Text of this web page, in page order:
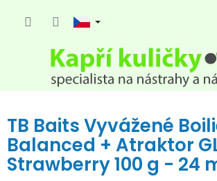
TB Baits Vyvážené
Balanced + Atraktor
Strawberry 100 g - 24